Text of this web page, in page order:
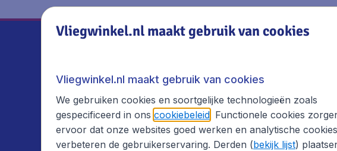
Over Vliegwinkel.nl
Reisgids
Vliegwinkel.nl maakt gebruik van cookies
Vliegwinkel.nl maakt gebruik van cookies
We gebruiken cookies en soortgelijke technologieën zoals
gespecificeerd in ons cookiebeleid. Functionele cookies
ervoor dat onze websites goed werken en analytische cookies
verbeteren de gebruikerservaring. Derden (bekijk lijst)